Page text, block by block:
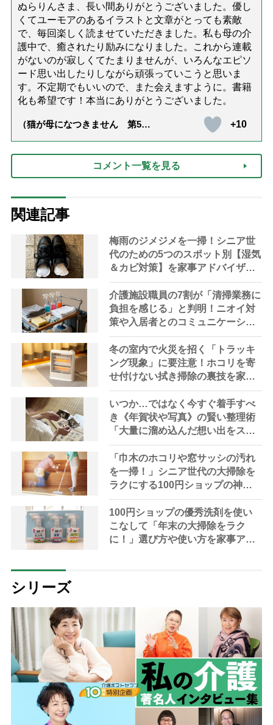
ぬらりんさま、長い間ありがとうございました。優し
くてユーモアのあるイラストと文章がとっても素敵
で、毎回楽しく読ませていただきました。私も母の介
護中で、癒されたり励みになりました。これから連載
がないのが寂しくてたまりませんが、いろんなエピソ
ード思い出したりしながら頑張っていこうと思いま
す。不定期でもいいので、また会えますように。書籍
化も希望です！本当にありがとうございました。
（猫が母になつきません 第500
+10
コメント一覧を見る
関連記事
梅雨のジメジメを一掃！シニア世
代のための5つのスポット別【湿気
＆カビ対策】を家事アドバイザー
が指南
介護施設職員の7割が「清掃業務に
負担を感じる」と判明！ニオイ対
策や入居者とのコミュニケーショ
ン不足など実態調査で課題が浮き
彫りに
冬の室内で火災を招く「トラッキ
ング現象」に要注意！ホコリを寄
せ付けない拭き掃除の裏技を家事
アドバイザーが伝授
いつか…ではなく今すぐ着手すべ
き《年賀状や写真》の賢い整理術
「大量に溜め込んだ想い出をスッ
キリ整頓」で心も晴れやかに！
「巾木のホコリや窓サッシの汚れ
を一掃！」シニア世代の大掃除を
ラクにする100円ショップの神ア
イテム4選
100円ショップの優秀洗剤を使い
こなして「年末の大掃除をラク
に！」選び方や使い方を家事アド
シリーズ